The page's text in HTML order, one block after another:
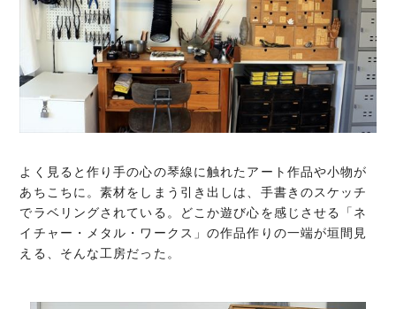
よく見ると作り手の心の琴線に触れたアート作品や小物が
あちこちに。素材をしまう引き出しは、 手書きのスケッチ
でラベリングされている。
どこか遊び心を感じさせる「ネ
イチャー・メタル・ワークス」の作品作りの一端が垣間見
える、 そんな工房だった。